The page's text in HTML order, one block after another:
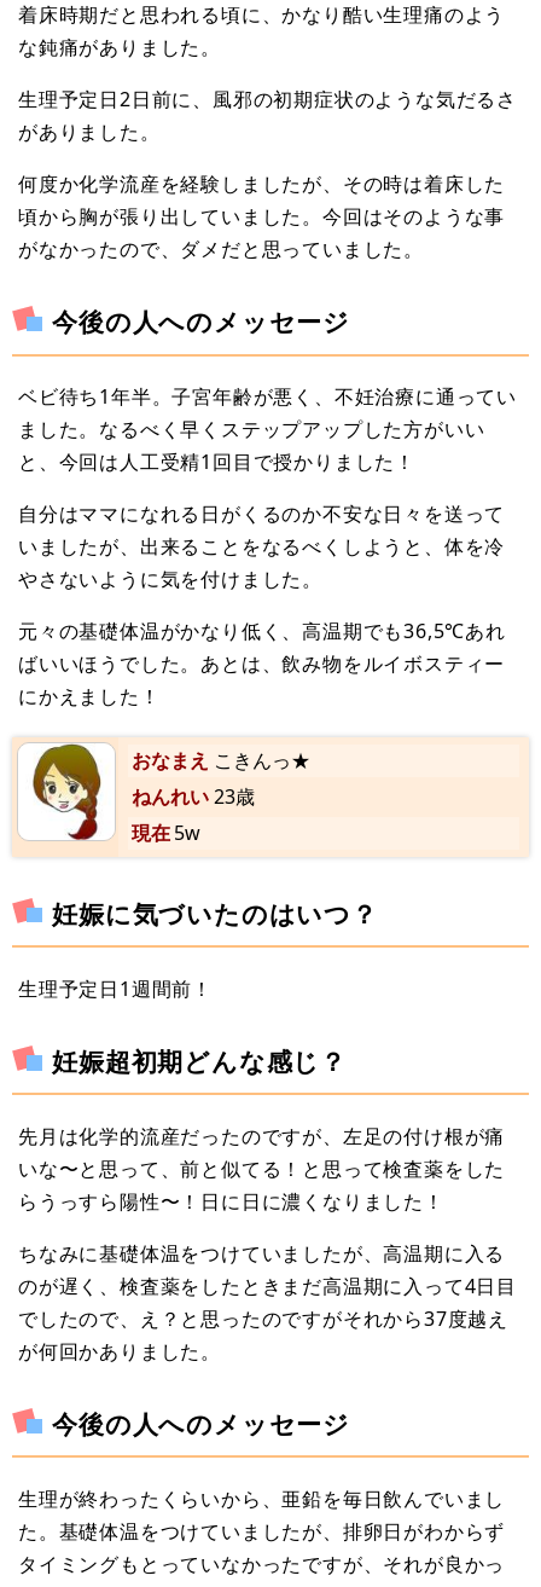
着床時期だと思われる頃に、かなり酷い生理痛のよう
な鈍痛がありました。
生理予定日2日前に、風邪の初期症状のような気だるさ
がありました。
何度か化学流産を経験しましたが、その時は着床した
頃から胸が張り出していました。今回はそのような事
がなかったので、ダメだと思っていました。
今後の人へのメッセージ
ベビ待ち1年半。子宮年齢が悪く、不妊治療に通ってい
ました。なるべく早くステップアップした方がいい
と、今回は人工受精1回目で授かりました！
自分はママになれる日がくるのか不安な日々を送って
いましたが、出来ることをなるべくしようと、体を冷
やさないように気を付けました。
元々の基礎体温がかなり低く、高温期でも36,5℃あれ
ばいいほうでした。あとは、飲み物をルイボスティー
にかえました！
おなまえ こきんっ★
ねんれい23歳
現在5w
妊娠に気づいたのはいつ？
生理予定日1週間前！
妊娠超初期どんな感じ？
先月は化学的流産だったのですが、左足の付け根が痛
いな〜と思って、前と似てる！と思って検査薬をした
らうっすら陽性〜！日に日に濃くなりました！
ちなみに基礎体温をつけていましたが、高温期に入る
のが遅く、検査薬をしたときまだ高温期に入って4日目
でしたので、え？と思ったのですがそれから37度越え
が何回かありました。
今後の人へのメッセージ
生理が終わったくらいから、亜鉛を毎日飲んでいまし
た。基礎体温をつけていましたが、排卵日がわからず
タイミングもとっていなかったですが、それが良かっ